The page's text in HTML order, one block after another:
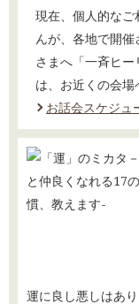
2025.03.03 こころとか
いは、祓い』を掲載しま
2025.02.05 こころとか
いい人」の口ぐせ』を更
2025.02.03 こころと
『「運」をミカタにして
2025.01.08 こころとか
ば、喜びごとが喜んで、
2025.01.06 こころとか
ころとからだをゆるめ
2024.12.24 ぶんぶん通
2024.12.04 こころとか
現在、個人的なご
んが、各地で開
さまへ「一斉ヒ
は、お近くの会場
お話会スケジュ
運に良し悪しはあ